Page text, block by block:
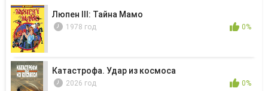
Люпен III: Тайна Мамо
1978 год 0%
Катастрофа. Удар из космоса
2026 год 0%